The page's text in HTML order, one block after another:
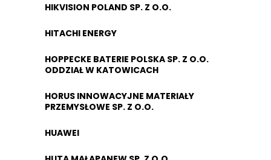
HIKVISION POLAND SP. Z O.O.
HITACHI ENERGY
HOPPECKE BATERIE POLSKA SP. Z O.O.
ODDZIAŁ W KATOWICACH
HORUS INNOWACYJNE MATERIAŁY
PRZEMYSŁOWE SP. Z O.O.
HUAWEI